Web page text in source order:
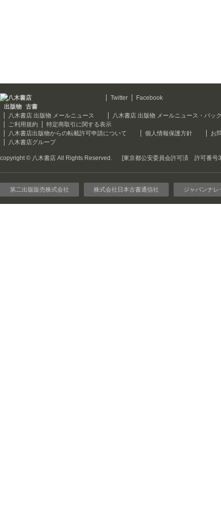
Twitter
Facebook
出版物 古書
八木書店 出版物 メールニュース
八木書店 出版物 メールニュース・バッ
ご利用規約
特定商取引に関する表示
八木書店出版物からの転載許可申請について
個人情報保護方針
お
八木書店グループ
copyright © 八木書店 All Rights Reserved. [東京都公安委員会許可済 許可番号
第二出版販売株式会社 株式会社日本古書通信社 ジャパンナレ